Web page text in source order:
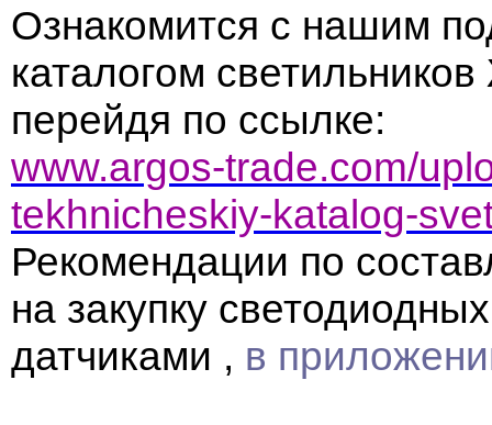
Ознакомится с нашим
каталогом
перейдя по ссылке:
www.argos-trade.com/
tekhnicheskiy-katalog-
Рекомендации по
на закупку
датчиками , в